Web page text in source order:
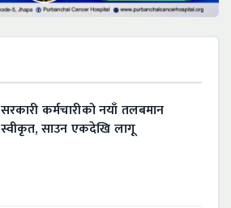
सरकारी कर्मचारीको नयाँ तलबमान
स्वीकृत, साउन एकदेखि लागू